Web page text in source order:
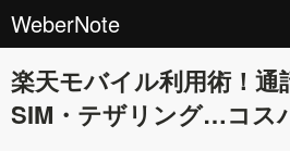
WeberNote
楽天モバイル利用術！通
SIM・テザリング…コス